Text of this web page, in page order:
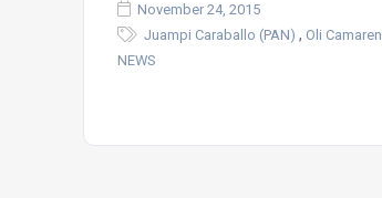
November 24, 2015
Juampi Caraballo (PAN) , Oli
NEWS